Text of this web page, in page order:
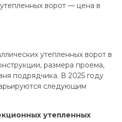
ворот — цена в
утепленных ворот в
размера проема,
подрядчика. В 2025 году
следующим
утепленных